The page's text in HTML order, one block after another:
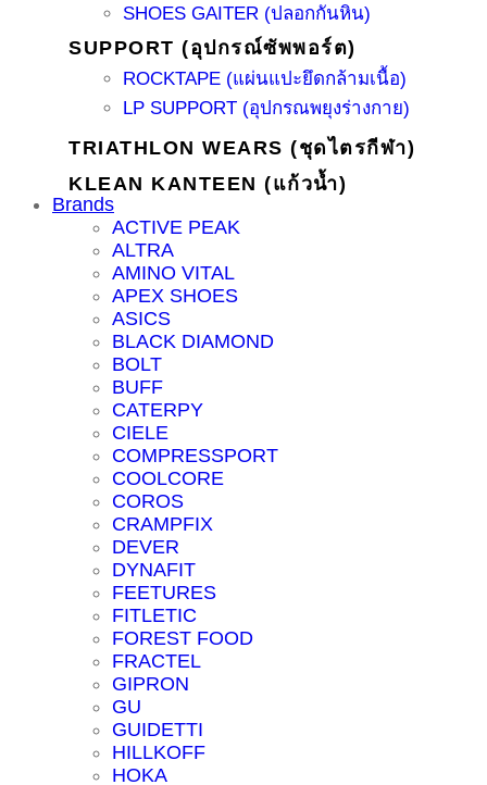
SHOES GAITER (ปลอกกันหิน)
SUPPORT (อุปกรณ์ซัพพอร์ต)
ROCKTAPE (แผ่นแปะยึดกล้ามเนื้อ)
LP SUPPORT (อุปกรณพยุงร่างกาย)
TRIATHLON WEARS (ชุดไตรกีฬา)
KLEAN KANTEEN (แก้วน้ำ)
Brands
ACTIVE PEAK
ALTRA
AMINO VITAL
APEX SHOES
ASICS
BLACK DIAMOND
BOLT
BUFF
CATERPY
CIELE
COMPRESSPORT
COOLCORE
COROS
CRAMPFIX
DEVER
DYNAFIT
FEETURES
FITLETIC
FOREST FOOD
FRACTEL
GIPRON
GU
GUIDETTI
HILLKOFF
HOKA